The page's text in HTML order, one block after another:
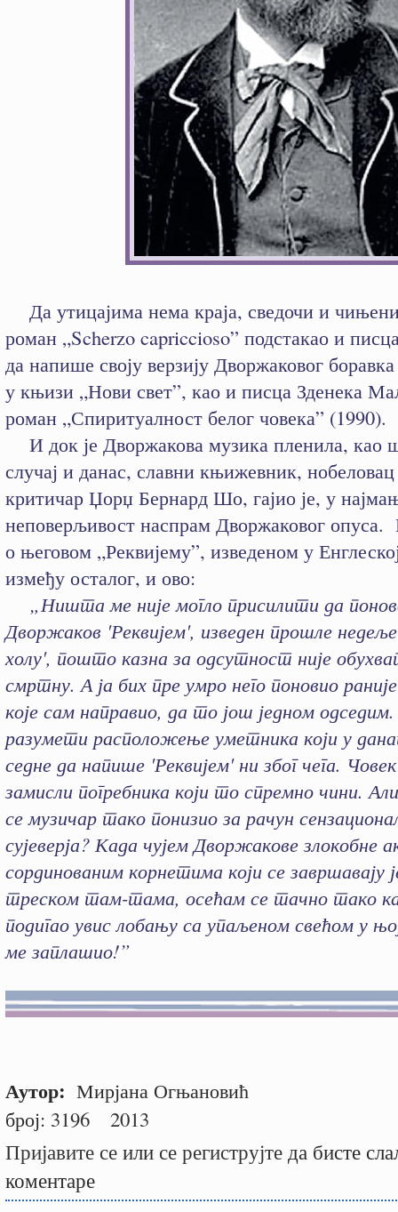
Да утицајима нема краја, сведочи и
роман „Scherzo capriccioso” подстакао и
да напише своју верзију Дворжаковог
у књизи „Нови свет”, као и писца Зденека
роман „Спиритуалност белог човека” (1990).
И док је Дворжакова музика пленила, као
случај и данас, славни књижевник,
критичар Џорџ Бернард Шо, гајио је, у
неповерљивост наспрам Дворжаковог опуса.
о његовом „Реквијему”, изведеном у
између осталог, и ово:
„Ништа ме није могло присилити да
Дворжаков 'Реквијем', изведен прошле
холу', пошто казна за одсутност није
смртну. А ја бих пре умро него поновио
које сам направио, да то још једном
разумети расположење уметника који у
седне да напише 'Реквијем' ни због чега.
замисли погребника који то спремно чини.
се музичар тако понизио за рачун
сујеверја? Када чујем Дворжакове злокобне
сординованим корнетима који се завршавају
треском там-тама, осећам се тачно тако
подигао увис лобању са упаљеном свећом у
ме заплашио!”
Аутор: Мирјана Огњановић
број: 3196 2013
Пријавите сеили се региструјтеда бисте
коментаре